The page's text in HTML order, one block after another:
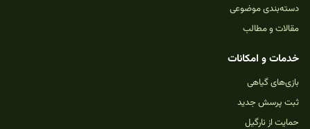
دسته‌بندی موضوعی
مقالات و مطالب
خدمات و امکانات
بازی‌های گیاهی
ثبت پرسش جدید
حمایت از نارگیل